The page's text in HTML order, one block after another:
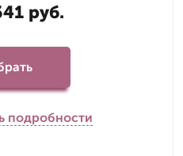
руб.
подробности